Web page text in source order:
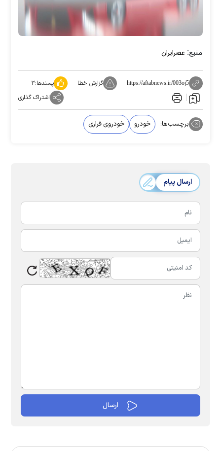
منبع: عصرایران
https://aftabnews.ir/003oj5 گزارش خطا پسندها:۳
اشتراک گذاری
برچسب‌ها: خودرو خودروی فراری
ارسال پیام